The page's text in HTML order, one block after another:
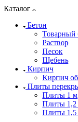
Каталог
Бетон
Товарный
Раствор
Песок
Щебень
Кирпич
Кирпич
Плиты
Плиты 1 м
Плиты
Плиты